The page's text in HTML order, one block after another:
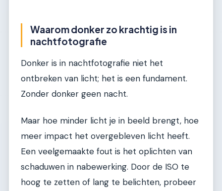
Waarom donker zo krachtig is in
nachtfotografie
Donker is in nachtfotografie niet het
ontbreken van licht; het is een fundament.
Zonder donker geen nacht.
Maar hoe minder licht je in beeld brengt, hoe
meer impact het overgebleven licht heeft.
Een veelgemaakte fout is het oplichten van
schaduwen in nabewerking. Door de ISO te
hoog te zetten of lang te belichten, probeer